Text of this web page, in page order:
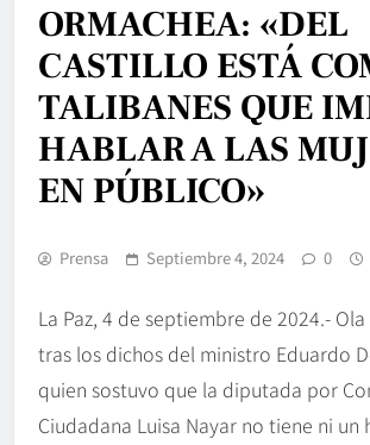
ORMACHEA: «DEL
CASTILLO ESTÁ
TALIBANES QUE
HABLAR A LAS
EN PÚBLICO»
Prensa Septiembre 4, 2024 0
La Paz, 4 de septiembre de 2024.-
tras los dichos del ministro Eduardo
quien sostuvo que la diputada por
Ciudadana Luisa Nayar no tiene ni un